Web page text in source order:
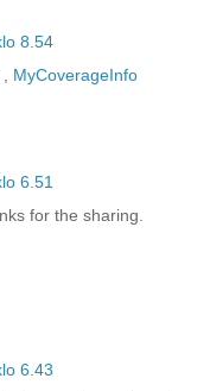
8.54
MyCoverageInfo
6.51
for the sharing.
6.43